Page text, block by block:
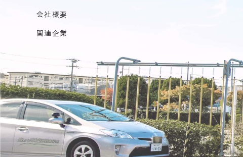
会社概要
関連企業